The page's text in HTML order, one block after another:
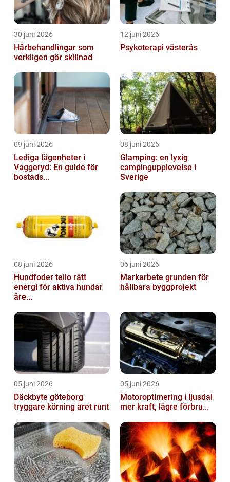
30 juni 2026
Hårbehandlingar som
verkligen gör skillnad
12 juni 2026
Psykoterapi västerås
09 juni 2026
Lediga lägenheter i
Vaggeryd: En guide för
bostads...
08 juni 2026
Glamping: en lyxig
campingupplevelse i
Sverige
08 juni 2026
Hundfoder tello rätt
energi för aktiva hundar
åre...
06 juni 2026
Markarbete grunden för
hållbara byggprojekt
05 juni 2026
Däckbyte göteborg
tryggare körning året runt
05 juni 2026
Motoroptimering i ljusdal
mer kraft, lägre förbru...